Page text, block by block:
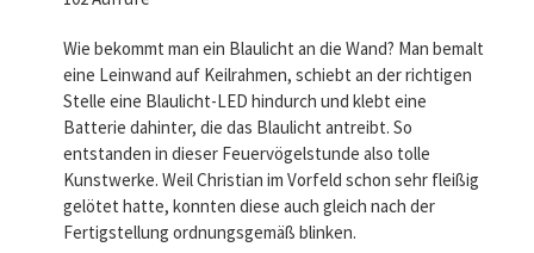
Wie bekommt man ein Blaulicht an die Wand? Man bemalt
eine Leinwand auf Keilrahmen, schiebt an der richtigen
Stelle eine Blaulicht-LED hindurch und klebt eine
Batterie dahinter, die das Blaulicht antreibt. So
entstanden in dieser Feuervögelstunde also tolle
Kunstwerke. Weil Christian im Vorfeld schon sehr fleißig
gelötet hatte, konnten diese auch gleich nach der
Fertigstellung ordnungsgemäß blinken.